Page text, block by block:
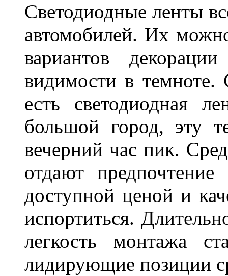
Светодиодные ленты
автомобилей. Их
вариантов
видимости в темноте.
есть светодиодная
большой город, эту
вечерний час пик.
отдают
доступной ценой и
испортиться.
легкость монтажа
лидирующие